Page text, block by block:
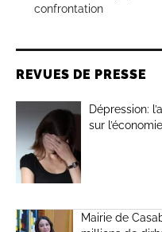
confrontation
REVUES DE PRESSE
Dépression:
sur l’économie
Mairie de